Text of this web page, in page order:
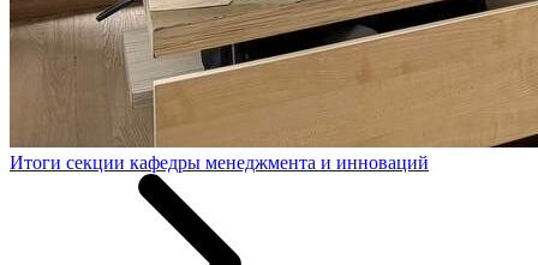
Итоги секции кафедры менеджмента и инноваций